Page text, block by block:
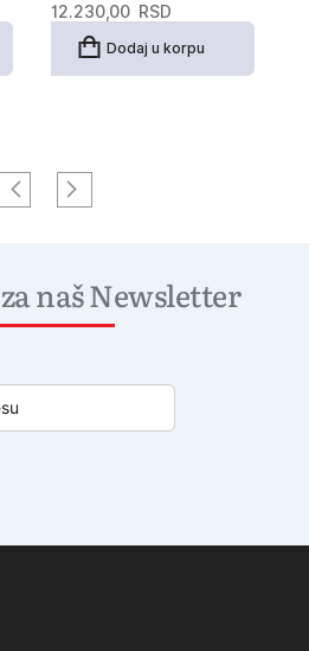
12.230,00 RSD
Dodaj u korpu
naš Newsletter